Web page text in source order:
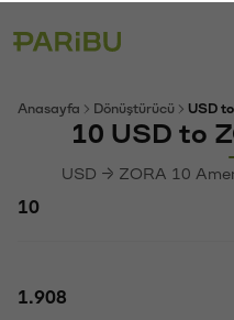
Anasayfa Dönüştürücü USD
10 USD to
USD → ZORA 10